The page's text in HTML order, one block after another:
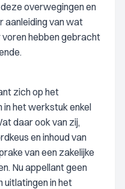
overwegingen en
aanleiding van wat
hebben gebracht
zich op het
het werkstuk enkel
daar ook van zij,
en inhoud van
van een zakelijke
Nu appellant geen
uitlatingen in het